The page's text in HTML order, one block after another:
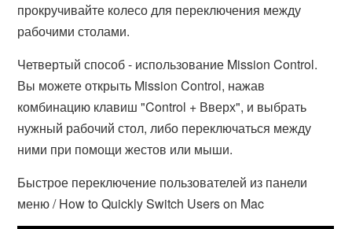
прокручивайте колесо для переключения между
рабочими столами.
Четвертый способ - использование Mission Control.
Вы можете открыть Mission Control, нажав
комбинацию клавиш "Control + Вверх", и выбрать
нужный рабочий стол, либо переключаться между
ними при помощи жестов или мыши.
Быстрое переключение пользователей из панели
меню / How to Quickly Switch Users on Mac